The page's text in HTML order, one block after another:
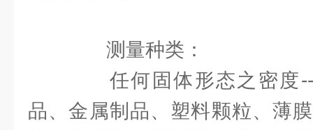
测量种类：
任何固体形态之密度
品、金属制品、塑料颗粒、薄